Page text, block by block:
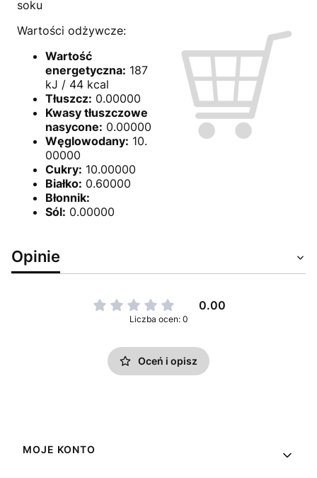
soku
Wartości odżywcze:
Wartość
energetyczna: 187
kJ / 44 kcal
Tłuszcz: 0.00000
Kwasy tłuszczowe
nasycone: 0.00000
Węglowodany: 10.
00000
Cukry: 10.00000
Białko: 0.60000
Błonnik:
Sól: 0.00000
Opinie
0.00
Liczba ocen: 0
Oceń i opisz
Linki w stopce
MOJE KONTO